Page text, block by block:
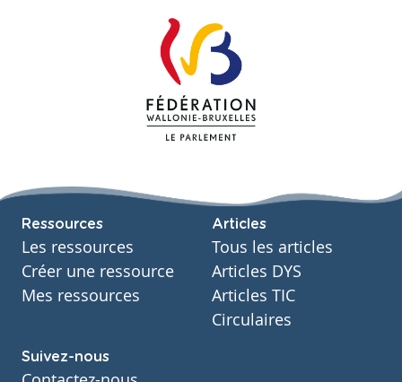
Ressources
Les ressources
Créer une ressource
Mes ressources
Articles
Tous les articles
Articles DYS
Articles TIC
Circulaires
Suivez-nous